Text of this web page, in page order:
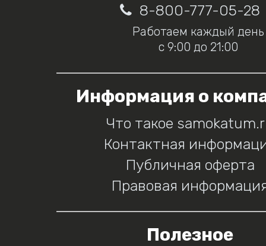
8-800-777-05-28
Работаем каждый день
с 9:00 до 21:00
Информация о
Что такое
Контактная
Публичная оферта
Правовая
Полезное